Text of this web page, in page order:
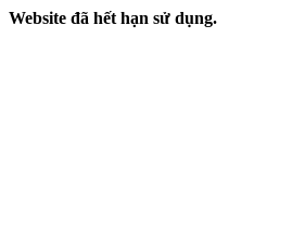
Website đã hết hạn sử dụng.